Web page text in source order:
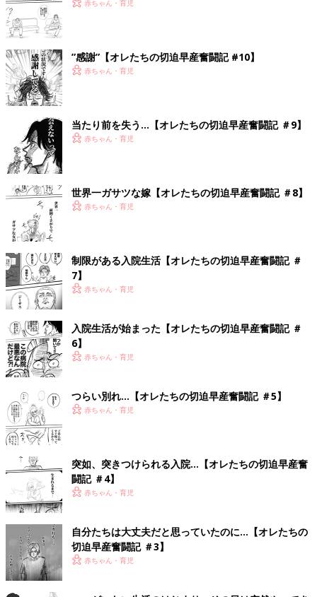
赤ちゃん・育児
”感謝”【オレたちの切迫早産奮闘記 #10】
赤ちゃん・育児
当たり前を失う…【オレたちの切迫早産奮闘記 ＃9】
赤ちゃん・育児
世界一ガサツな嫁【オレたちの切迫早産奮闘記 ＃8】
赤ちゃん・育児
制限がある入院生活【オレたちの切迫早産奮闘記 ＃
7】
赤ちゃん・育児
入院生活が始まった【オレたちの切迫早産奮闘記 ＃
6】
赤ちゃん・育児
つらい別れ…【オレたちの切迫早産奮闘記 ＃5】
赤ちゃん・育児
突如、突きつけられる入院…【オレたちの切迫早産奮
闘記 ＃4】
赤ちゃん・育児
自分たちは大丈夫だと思っていたのに…【オレたちの
切迫早産奮闘記 ＃3】
赤ちゃん・育児